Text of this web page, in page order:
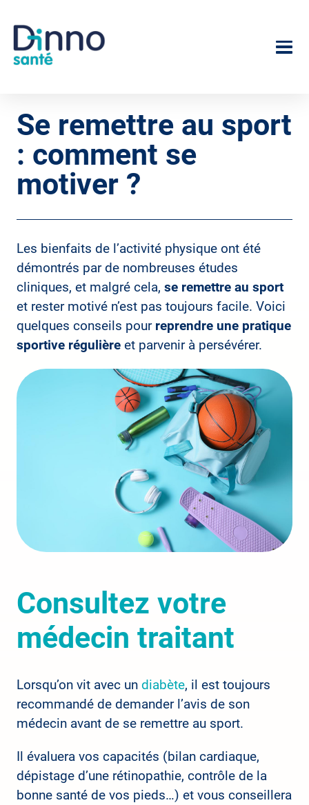
contenu
principal
Image
Se remettre au sport
: comment se
motiver ?
Les bienfaits de l’activité physique ont été
démontrés par de nombreuses études
cliniques, et malgré cela, se remettre au sport
et rester motivé n’est pas toujours facile. Voici
quelques conseils pour reprendre une pratique
sportive régulièreet parvenir à persévérer.
Consultez votre
médecin traitant
Lorsqu’on vit avec un diabète, il est toujours
recommandé de demander l’avis de son
médecin avant de se remettre au sport.
Il évaluera vos capacités (bilan cardiaque,
dépistage d’une rétinopathie, contrôle de la
bonne santé de vos pieds…) et vous conseillera